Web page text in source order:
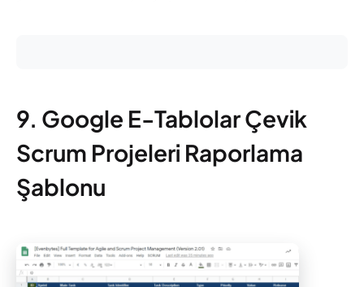
9. Google E-Tablolar Çevik
Scrum Projeleri Raporlama
Şablonu